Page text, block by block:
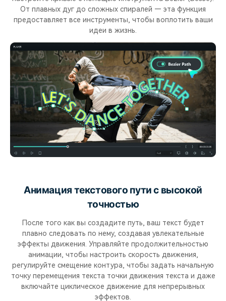
От плавных дуг до сложных спиралей — эта функция
предоставляет все инструменты, чтобы воплотить ваши
идеи в жизнь.
Анимация текстового пути с высокой
точностью
После того как вы создадите путь, ваш текст будет
плавно следовать по нему, создавая увлекательные
эффекты движения. Управляйте продолжительностью
анимации, чтобы настроить скорость движения,
регулируйте смещение контура, чтобы задать начальную
точку перемещения текста точки движения текста и даже
включайте циклическое движение для непрерывных
эффектов.